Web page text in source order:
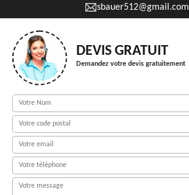
sbauer512@gmail.com
DEVIS GRATUIT
Demandez votre devis gratuitement